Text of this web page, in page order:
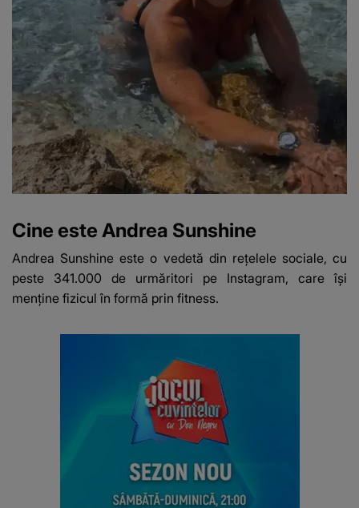
Cine este Andrea Sunshine
Andrea Sunshine este o vedetă din rețelele sociale, cu
peste 341.000 de urmăritori pe Instagram, care își
menține fizicul în formă prin fitness.